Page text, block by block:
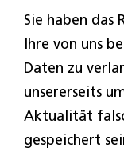
Sie haben das
Ihre von uns
Daten zu
unsererseits
Aktualität
gespeichert